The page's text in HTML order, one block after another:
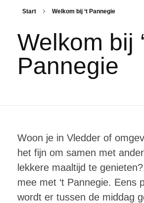
Start Welkom bij ‘t Pannegie
Welkom bij
Pannegie
Woon je in Vledder of
het fijn om samen met
lekkere maaltijd te
mee met ‘t Pannegie. Eens
wordt er tussen de middag